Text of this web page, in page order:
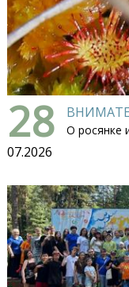
28
07.2026
О росянке